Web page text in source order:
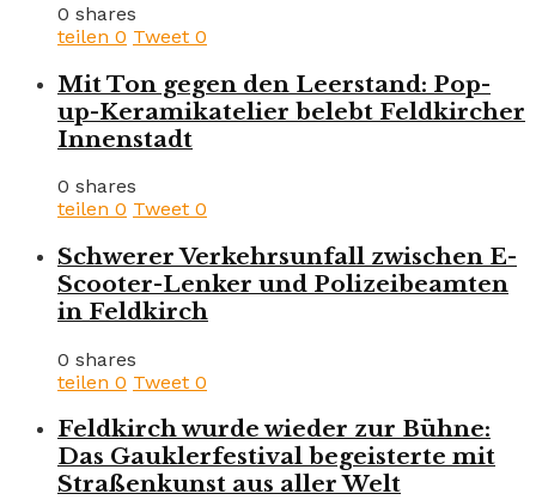
0 shares
teilen 0 Tweet 0
Mit Ton gegen den Leerstand: Pop-
up-Keramikatelier belebt Feldkircher
Innenstadt
0 shares
teilen 0 Tweet 0
Schwerer Verkehrsunfall zwischen E-
Scooter-Lenker und Polizeibeamten
in Feldkirch
0 shares
teilen 0 Tweet 0
Feldkirch wurde wieder zur Bühne:
Das Gauklerfestival begeisterte mit
Straßenkunst aus aller Welt